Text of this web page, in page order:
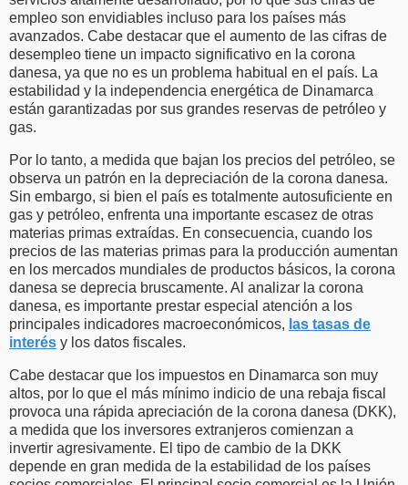
empleo son envidiables incluso para los países más
avanzados. Cabe destacar que el aumento de las cifras de
desempleo tiene un impacto significativo en la corona
danesa, ya que no es un problema habitual en el país. La
estabilidad y la independencia energética de Dinamarca
están garantizadas por sus grandes reservas de petróleo y
gas.
Por lo tanto, a medida que bajan los precios del petróleo, se
observa un patrón en la depreciación de la corona danesa.
Sin embargo, si bien el país es totalmente autosuficiente en
gas y petróleo, enfrenta una importante escasez de otras
materias primas extraídas. En consecuencia, cuando los
precios de las materias primas para la producción aumentan
en los mercados mundiales de productos básicos, la corona
danesa se deprecia bruscamente. Al analizar la corona
danesa, es importante prestar especial atención a los
principales indicadores macroeconómicos, las tasas de
interés y los datos fiscales.
Cabe destacar que los impuestos en Dinamarca son muy
altos, por lo que el más mínimo indicio de una rebaja fiscal
provoca una rápida apreciación de la corona danesa (DKK),
a medida que los inversores extranjeros comienzan a
invertir agresivamente. El tipo de cambio de la DKK
depende en gran medida de la estabilidad de los países